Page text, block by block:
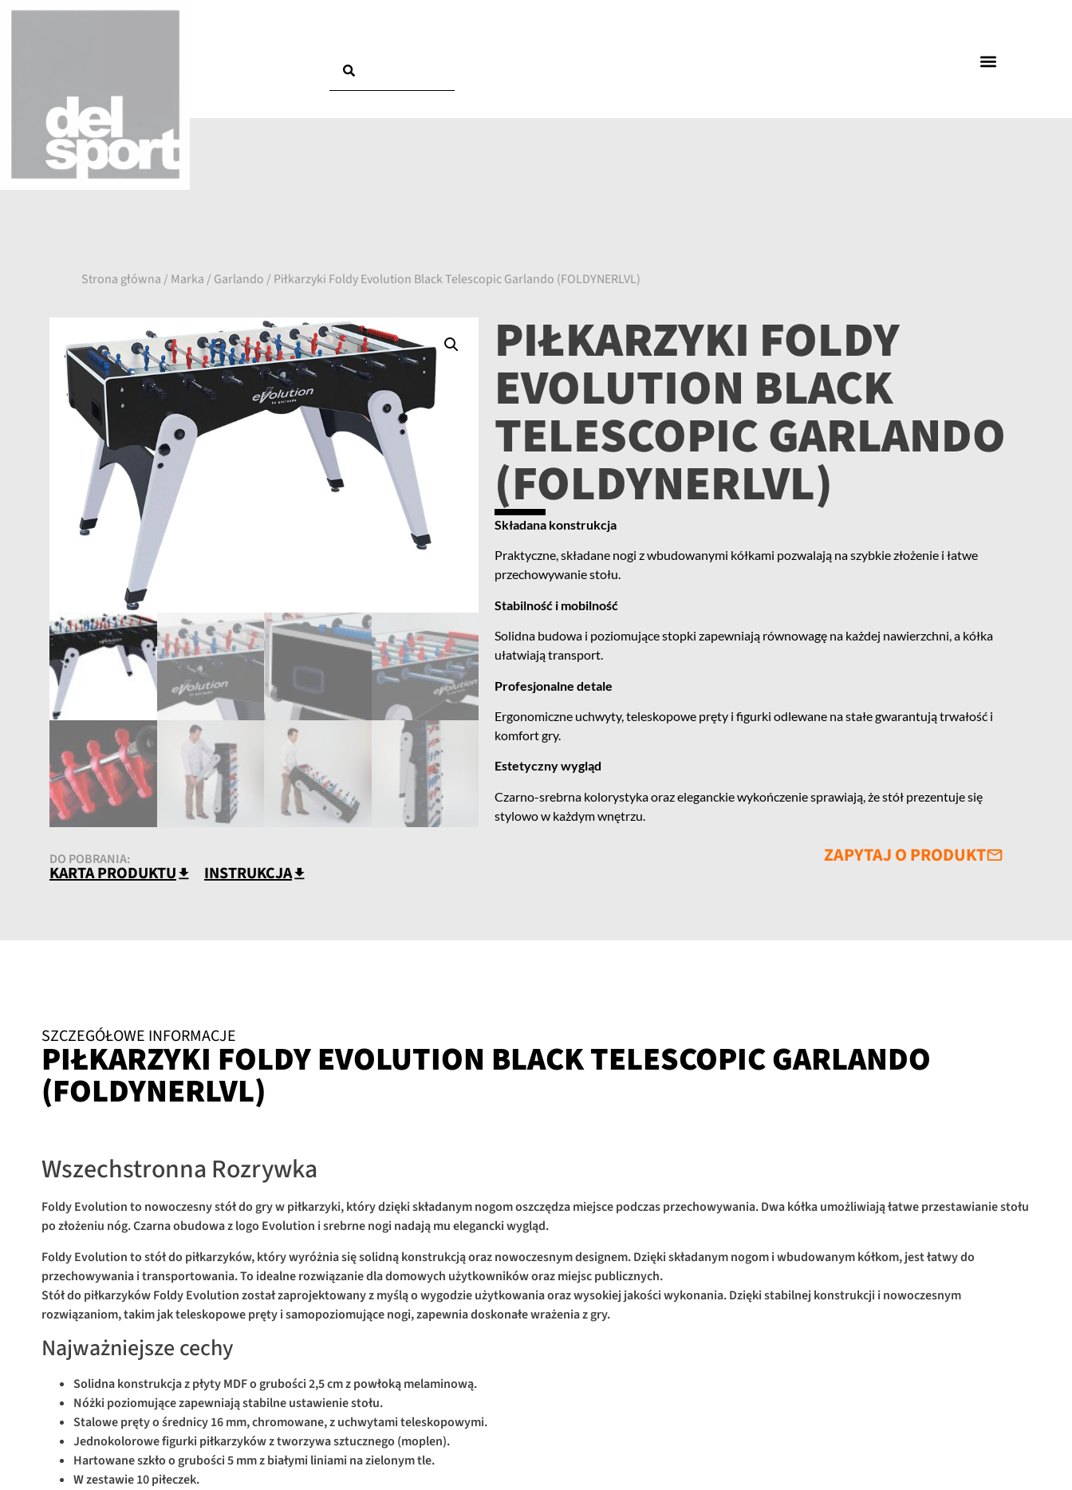
Strona główna / Marka / Garlando / Piłkarzyki Foldy Evolution Black Telescopic Garlando (FOLDYNERLVL)
DO POBRANIA:
KARTA PRODUKTU INSTRUKCJA
PIŁKARZYKI FOLDY
EVOLUTION BLACK
TELESCOPIC GARLANDO
(FOLDYNERLVL)
Składana konstrukcja
Praktyczne, składane nogi z wbudowanymi kółkami pozwalają na szybkie złożenie i łatwe
przechowywanie stołu.
Stabilność i mobilność
Solidna budowa i poziomujące stopki zapewniają równowagę na każdej nawierzchni, a kółka
ułatwiają transport.
Profesjonalne detale
Ergonomiczne uchwyty, teleskopowe pręty i figurki odlewane na stałe gwarantują trwałość i
komfort gry.
Estetyczny wygląd
Czarno-srebrna kolorystyka oraz eleganckie wykończenie sprawiają, że stół prezentuje się
stylowo w każdym wnętrzu.
ZAPYTAJ O PRODUKT
SZCZEGÓŁOWE INFORMACJE
PIŁKARZYKI FOLDY EVOLUTION BLACK TELESCOPIC GARLANDO
(FOLDYNERLVL)
Wszechstronna Rozrywka
Foldy Evolution to nowoczesny stół do gry w piłkarzyki, który dzięki składanym nogom oszczędza miejsce podczas przechowywania. Dwa kółka umożliwiają łatwe przestawianie stołu
po złożeniu nóg. Czarna obudowa z logo Evolution i srebrne nogi nadają mu elegancki wygląd.
Foldy Evolution to stół do piłkarzyków, który wyróżnia się solidną konstrukcją oraz nowoczesnym designem. Dzięki składanym nogom i wbudowanym kółkom, jest łatwy do
przechowywania i transportowania. To idealne rozwiązanie dla domowych użytkowników oraz miejsc publicznych.
Stół do piłkarzyków Foldy Evolution został zaprojektowany z myślą o wygodzie użytkowania oraz wysokiej jakości wykonania. Dzięki stabilnej konstrukcji i nowoczesnym
rozwiązaniom, takim jak teleskopowe pręty i samopoziomujące nogi, zapewnia doskonałe wrażenia z gry.
Najważniejsze cechy
Solidna konstrukcja z płyty MDF o grubości 2,5 cm z powłoką melaminową.
Nóżki poziomujące zapewniają stabilne ustawienie stołu.
Stalowe pręty o średnicy 16 mm, chromowane, z uchwytami teleskopowymi.
Jednokolorowe figurki piłkarzyków z tworzywa sztucznego (moplen).
Hartowane szkło o grubości 5 mm z białymi liniami na zielonym tle.
W zestawie 10 piłeczek.